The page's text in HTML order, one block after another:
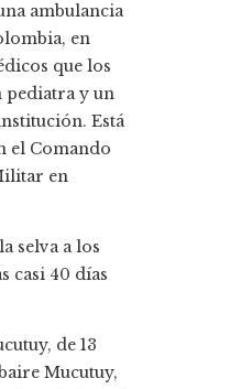
ambulancia
en
que los
pediatra y un
Está
el Comando
en
selva a los
casi 40 días
de 13
Mucutuy,